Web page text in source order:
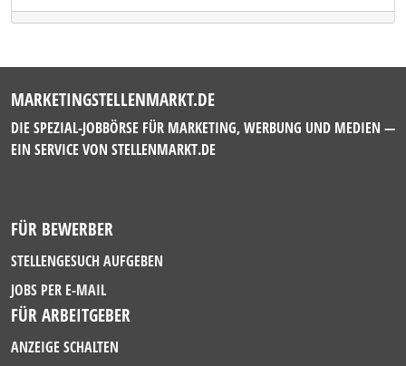
MARKETINGSTELLENMARKT.DE
DIE SPEZIAL-JOBBÖRSE FÜR MARKETING, WERBUNG UND MEDIEN —
EIN SERVICE VON STELLENMARKT.DE
FÜR BEWERBER
STELLENGESUCH AUFGEBEN
JOBS PER E-MAIL
FÜR ARBEITGEBER
ANZEIGE SCHALTEN